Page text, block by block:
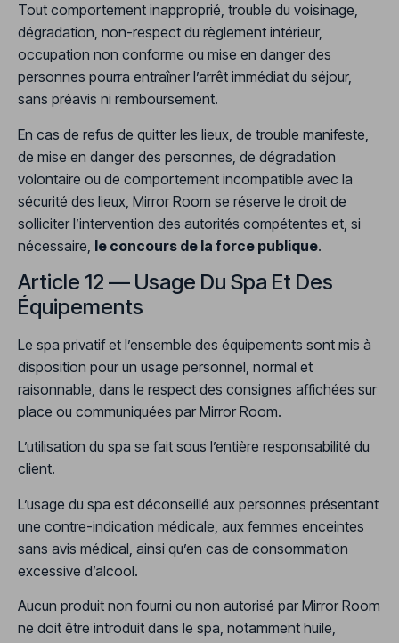
Tout comportement inapproprié, trouble du voisinage,
dégradation, non-respect du règlement intérieur,
occupation non conforme ou mise en danger des
personnes pourra entraîner l’arrêt immédiat du séjour,
sans préavis ni remboursement.
En cas de refus de quitter les lieux, de trouble manifeste,
de mise en danger des personnes, de dégradation
volontaire ou de comportement incompatible avec la
sécurité des lieux, Mirror Room se réserve le droit de
solliciter l’intervention des autorités compétentes et, si
nécessaire, le concours de la force publique.
Article 12 — Usage Du Spa Et Des
Équipements
Le spa privatif et l’ensemble des équipements sont mis à
disposition pour un usage personnel, normal et
raisonnable, dans le respect des consignes affichées sur
place ou communiquées par Mirror Room.
L’utilisation du spa se fait sous l’entière responsabilité du
client.
L’usage du spa est déconseillé aux personnes présentant
une contre-indication médicale, aux femmes enceintes
sans avis médical, ainsi qu’en cas de consommation
excessive d’alcool.
Aucun produit non fourni ou non autorisé par Mirror Room
ne doit être introduit dans le spa, notamment huile,